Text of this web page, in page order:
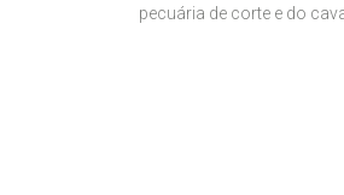
pecuária de corte e do